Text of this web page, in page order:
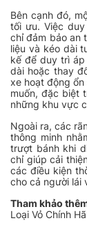
Bên cạnh đó,
tối ưu. Việc
chỉ đảm bảo an
liệu và kéo dài
kế để duy trì
dài hoặc thay
xe hoạt động
muốn, đặc biệt
những khu vực
Ngoài ra, các
thông minh
trượt bánh khi
chỉ giúp cải
các điều kiện
cho cả người lái
Tham khảo
Loại Vỏ Chính